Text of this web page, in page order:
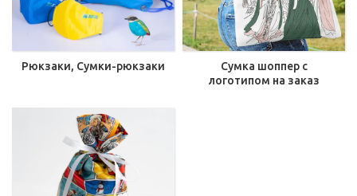
Рюкзаки, Сумки-рюкзаки
Сумка шоппер с
логотипом на заказ